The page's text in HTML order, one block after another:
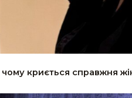
криється справжня